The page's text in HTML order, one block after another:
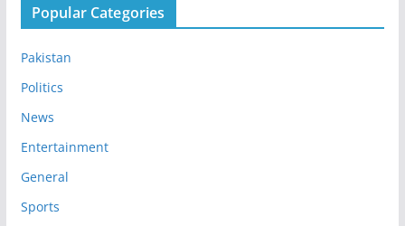
Popular Categories
Pakistan
Politics
News
Entertainment
General
Sports